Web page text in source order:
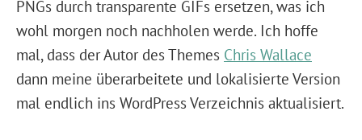
PNGs durch transparente GIFs ersetzen, was ich
wohl morgen noch nachholen werde. Ich hoffe
mal, dass der Autor des Themes Chris Wallace
dann meine überarbeitete und lokalisierte Version
mal endlich ins WordPress Verzeichnis aktualisiert.